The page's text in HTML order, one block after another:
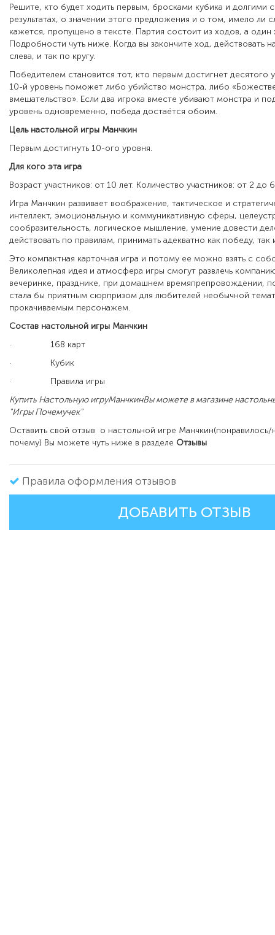
Решите, кто будет ходить первым, бросками кубика и долгими
результатах, о значении этого предложения и о том, имело ли
кажется, пропущено в тексте. Партия состоит из ходов, а один
Подробности чуть ниже. Когда вы закончите ход, действовать
слева, и так по кругу.
Победителем становится тот, кто первым достигнет десятого
10-й уровень поможет либо убийство монстра, либо
вмешательство». Если два игрока вместе убивают монстра и
уровень одновременно, победа достаётся обоим.
Цель настольной игры Манчкин
Первым достигнуть 10-ого уровня.
Для кого эта игра
Возраст участников: от 10 лет. Количество участников: от 2 до
Игра Манчкин развивает воображение, тактическое и
интеллект, эмоциональную и коммуникативную сферы,
сообразительность, логическое мышление, умение довести
действовать по правилам, принимать адекватно как победу,
Это компактная карточная игра и потому ее можно взять с
Великолепная идея и атмосфера игры смогут развлечь
вечеринке, празднике, при домашнем времяпрепровождении,
стала бы приятным сюрпризом для любителей необычной
прокачиваемым персонажем.
Состав настольной игры Манчкин
·
168 карт
·
Кубик
·
Правила игры
Купить Настольную игруМанчкинВы можете в магазине
"Игры Почемучек"
Оставить свой отзыв о настольной игре Манчкин(понравилось/
почему) Вы можете чуть ниже в разделе Отзывы
Правила оформления отзывов
ДОБАВИТЬ ОТЗЫВ